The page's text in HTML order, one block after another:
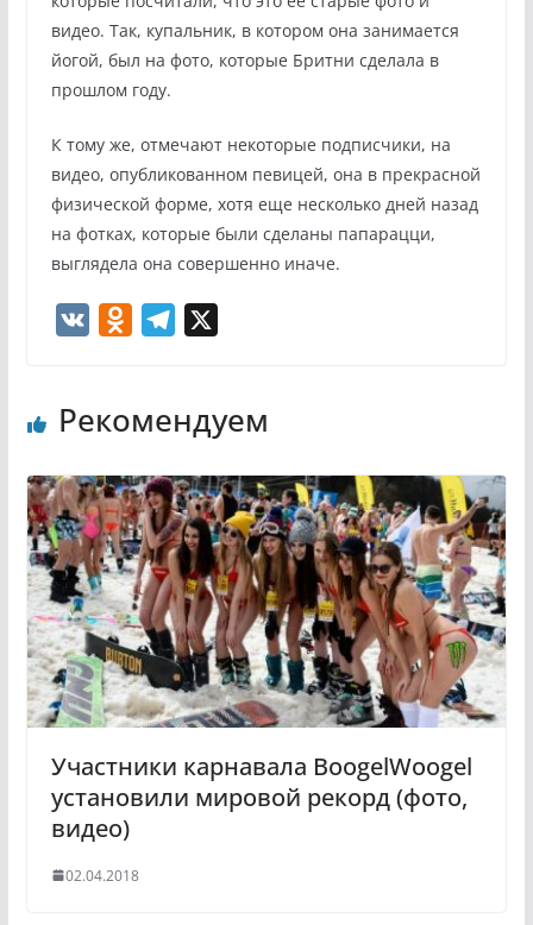
видео. Так, купальник, в котором она занимается
йогой, был на фото, которые Бритни сделала в
прошлом году.
К тому же, отмечают некоторые подписчики, на
видео, опубликованном певицей, она в прекрасной
физической форме, хотя еще несколько дней назад
на фотках, которые были сделаны папарацци,
выглядела она совершенно иначе.
o
l
a
s
s
n
i
k
i
e
r
a
m
Рекомендуем
Участники карнавала BoogelWoogel
установили мировой рекорд (фото,
видео)
02.04.2018